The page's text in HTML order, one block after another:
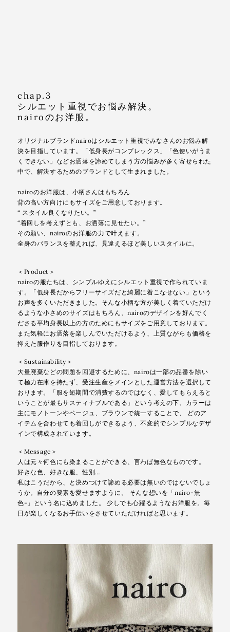
chap.3
シルエット重視でお悩み解決。
nairoのお洋服。
オリジナルブランドnairoはシルエット重視でみなさんのお悩み解
決を目指しています。「低身長がコンプレックス」「色使いがうま
くできない」などお洒落を諦めてしまう方の悩みが多く寄せられた
中で、解決するためのブランドとして生まれました。
nairoのお洋服は、小柄さんはもちろん
背の高い方向けにもサイズをご用意しております。
“ スタイル良くなりたい。”
“着回しを考えずとも、お洒落に見せたい。”
その願い、nairoのお洋服の力で叶えます。
全身のバランスを整えれば、見違えるほど美しいスタイルに。
＜Product＞
nairoの服たちは、シンプルゆえにシルエット重視で作られていま
す。「低身長だからフリーサイズだと綺麗に着こなせない」という
お声を多くいただきました。そんな小柄な方が美しく着ていただけ
るような小さめのサイズはもちろん、nairoのデザインを好んでく
ださる平均身長以上の方のためにもサイズをご用意しております。
また気軽にお洒落を楽しんでいただけるよう、上質ながらも価格を
抑えた服作りを目指しております。
＜Sustainability＞
大量廃棄などの問題を回避するために、nairoは一部の品番を除い
て極力在庫を持たず、受注生産をメインとした運営方法を選択して
おります。「服を短期間で消費するのではなく、愛してもらえると
いうことが最もサスティナブルである」という考えの下、カラーは
主にモノトーンやベージュ、ブラウンで統一することで、 どのア
イテムを合わせても着回しができるよう、不変的でシンプルなデザ
インで構成されています。
＜Message＞
人は元々何色にも染まることができる、言わば無色なものです。
好きな色、好きな服、性別…
私はこうだから、と決めつけて諦める必要は無いのではないでしょ
うか。自分の要素を愛せますように。 そんな想いを「nairo-無
色-」という名に込めました。 少しでも心躍るようなお洋服を。毎
日が楽しくなるお手伝いをさせていただければと思います。